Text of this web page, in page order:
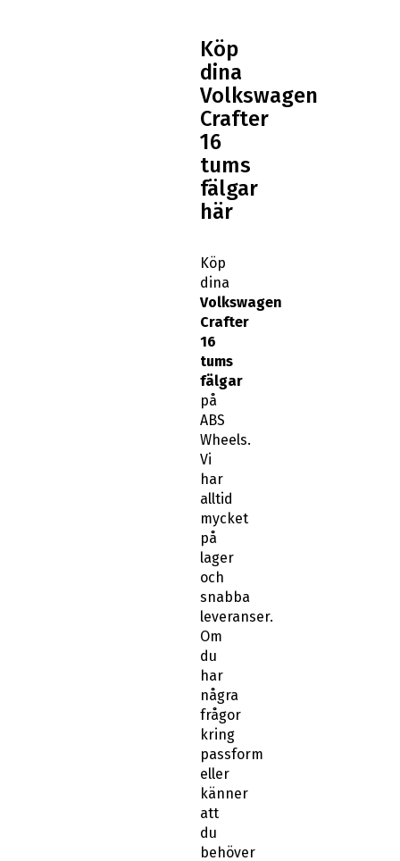
Köp
dina
Volkswagen
Crafter
16
tums
fälgar
här
Köp
dina
Volkswagen
Crafter
16
tums
fälgar
på
ABS
Wheels.
Vi
har
alltid
mycket
på
lager
och
snabba
leveranser.
Om
du
har
några
frågor
kring
passform
eller
känner
att
du
behöver